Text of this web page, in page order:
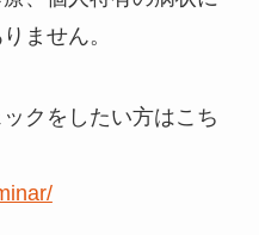
ません。
クをしたい方はこち